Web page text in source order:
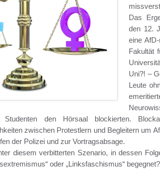
Das
den 12.
eine
Fakultät
Uni?! –
Leute
den Hörsaal blockierten.
zwischen Protestlern und Begleitern um
der Polizei und zur Vortragsabsage.
diesem verbitterten Szenario, in dessen
oder „Linksfaschismus“